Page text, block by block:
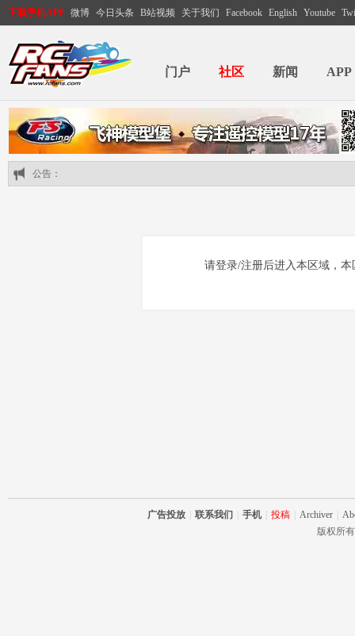
下载手机APP 微博 今日头条 B站视频 关于我们 Facebook English Youtube
门户 社区 新闻 APP
公告：
请登录/注册后进入本区域，
广告投放 联系我们 手机 投稿 Archiver
版权所